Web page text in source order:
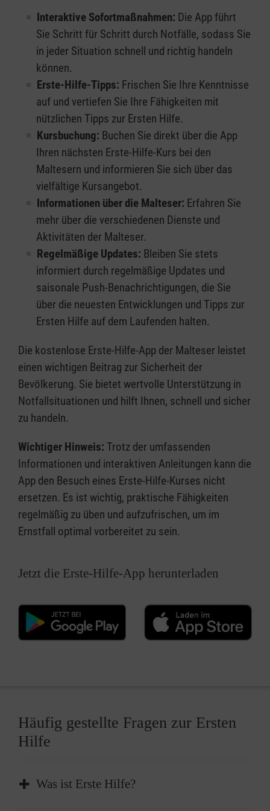
Interaktive Sofortmaßnahmen: Die App führt
Sie Schritt für Schritt durch Notfälle, sodass Sie
in jeder Situation schnell und richtig handeln
können.
Erste-Hilfe-Tipps: Frischen Sie Ihre Kenntnisse
auf und vertiefen Sie Ihre Fähigkeiten mit
nützlichen Tipps zur Ersten Hilfe.
Kursbuchung: Buchen Sie direkt über die App
Ihren nächsten Erste-Hilfe-Kurs bei den
Maltesern und informieren Sie sich über das
vielfältige Kursangebot.
Informationen über die Malteser: Erfahren Sie
mehr über die verschiedenen Dienste und
Aktivitäten der Malteser.
Regelmäßige Updates: Bleiben Sie stets
informiert durch regelmäßige Updates und
saisonale Push-Benachrichtigungen, die Sie
über die neuesten Entwicklungen und Tipps zur
Ersten Hilfe auf dem Laufenden halten.
Die kostenlose Erste-Hilfe-App der Malteser leistet
einen wichtigen Beitrag zur Sicherheit der
Bevölkerung. Sie bietet wertvolle Unterstützung in
Notfallsituationen und hilft Ihnen, schnell und sicher
zu handeln.
Wichtiger Hinweis: Trotz der umfassenden
Informationen und interaktiven Anleitungen kann die
App den Besuch eines Erste-Hilfe-Kurses nicht
ersetzen. Es ist wichtig, praktische Fähigkeiten
regelmäßig zu üben und aufzufrischen, um im
Ernstfall optimal vorbereitet zu sein.
Jetzt die Erste-Hilfe-App herunterladen
Häufig gestellte Fragen zur Ersten
Hilfe
Was ist Erste Hilfe?